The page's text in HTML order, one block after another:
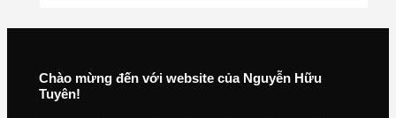
Chào mừng đến với website của Nguyễn Hữu
Tuyên!